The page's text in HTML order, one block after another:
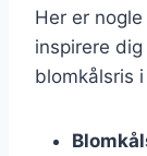
Her er
inspirere
blomkålsris